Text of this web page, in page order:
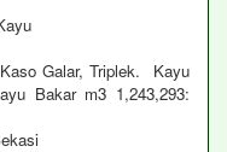
Galar, Triplek. Kayu
Bakar m3 1,243,293: